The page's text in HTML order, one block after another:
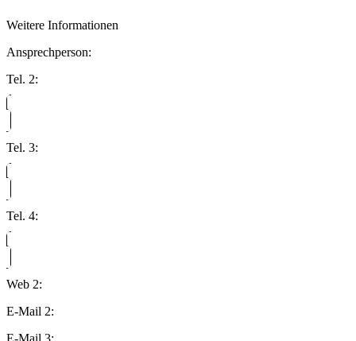
Weitere Informationen
Ansprechperson:
Tel. 2:
Tel. 3:
Tel. 4:
Web 2:
E-Mail 2:
E-Mail 3: